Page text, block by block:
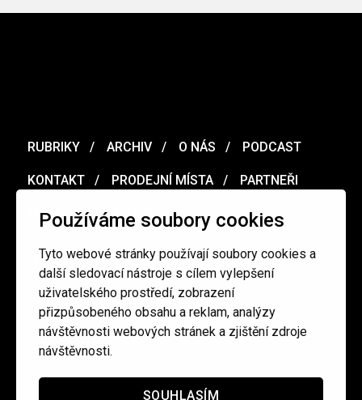
Používáme soubory cookies
Tyto webové stránky používají soubory cookies a
další sledovací nástroje s cílem vylepšení
uživatelského prostředí, zobrazení
přizpůsobeného obsahu a reklam, analýzy
návštěvnosti webových stránek a zjištění zdroje
návštěvnosti.
SOUHLASÍM
RUBRIKY ARCHIV O NÁS PODCAST
KONTAKT PRODEJNÍ MÍSTA PARTNEŘI
MERCH VOUCHER
Ochrana osobních údajů / Obchodní podmínky
redakce@cinepur.cz